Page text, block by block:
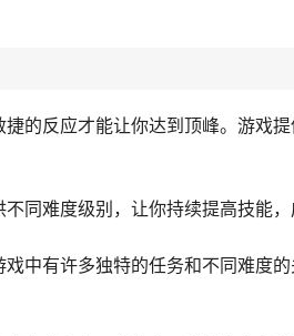
的反应才能让你达到顶峰。游戏提
同难度级别，让你持续提高技能，
中有许多独特的任务和不同难度